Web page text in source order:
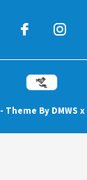
- Theme By DMWS x